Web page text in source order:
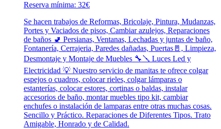
Reserva mínima: 32€
Se hacen trabajos de Reformas, Bricolaje, Pintura, Mudanzas,
Portes y Vaciados de pisos, Cambiar azulejos, Reparaciones
de baños 🚽 Persianas, Ventanas, Lechadas y juntas de baño,
Fontanería, Cerrajeria, Paredes dañadas, Puertas🚪, Limpieza,
Desmontaje y Montaje de Muebles 🔧🪛 Luces Led y
Electricidad 💡 Nuestro servicio de manitas te ofrece colgar
espejos o cuadros, colocar rieles, colgar lámparas o
estanterías, colocar estores, cortinas o baldas, instalar
accesorios de baño, montar muebles tipo kit, cambiar
enchufes o instalación de lamparas entre otras muchas cosas.
Sencillo y Práctico. Reparaciones de Diferentes Tipos. Trato
Amigable, Honrado y de Calidad.